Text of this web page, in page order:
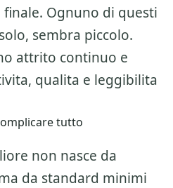
Ognuno di questi
sembra piccolo.
attrito continuo e
qualita e leggibilita
tutto
non nasce da
da standard minimi